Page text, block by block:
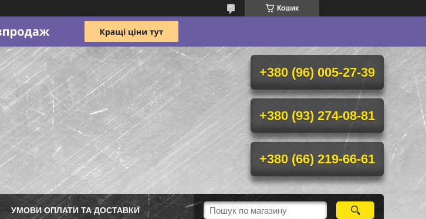
Кошик
+380 (96) 005-27-39
+380 (93) 274-08-81
+380 (66) 219-66-61
УМОВИ ОПЛАТИ ТА ДОСТАВКИ